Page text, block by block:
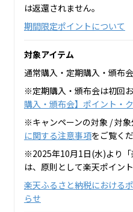
は返還されません。
期間限定ポイントについて
対象アイテム
通常購入・定期購入・頒布
※定期購入・頒布会は初回
購入・頒布会】ポイント・
※キャンペーンの対象 / 対象
に関する注意事項をご覧くだ
※2025年10月1日(水)より
は、原則として楽天ポイン
楽天ふるさと納税における
らせ